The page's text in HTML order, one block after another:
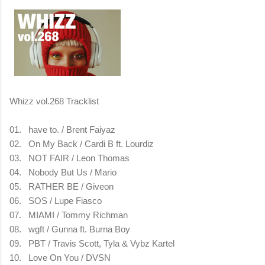
Whizz vol.268 Tracklist
01.
have to. / Brent Faiyaz
02.
On My Back / Cardi B ft. Lourdiz
03.
NOT FAIR / Leon Thomas
04.
Nobody But Us / Mario
05.
RATHER BE / Giveon
06.
SOS / Lupe Fiasco
07.
MIAMI / Tommy Richman
08.
wgft / Gunna ft. Burna Boy
09.
PBT / Travis Scott, Tyla & Vybz Kartel
10.
Love On You / DVSN